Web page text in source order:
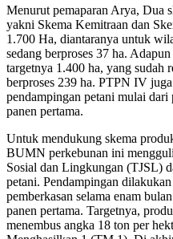
Menurut pemaparan Arya, Dua
yakni Skema Kemitraan dan
1.700 Ha, diantaranya untuk
sedang berproses 37 ha.
targetnya 1.400 ha, yang sudah
berproses 239 ha. PTPN IV
pendampingan petani mulai dari
panen pertama.
Untuk mendukung skema
BUMN perkebunan ini
Sosial dan Lingkungan (TJSL)
petani. Pendampingan
pemberkasan selama enam
panen pertama. Targetnya,
menembus angka 18 ton per